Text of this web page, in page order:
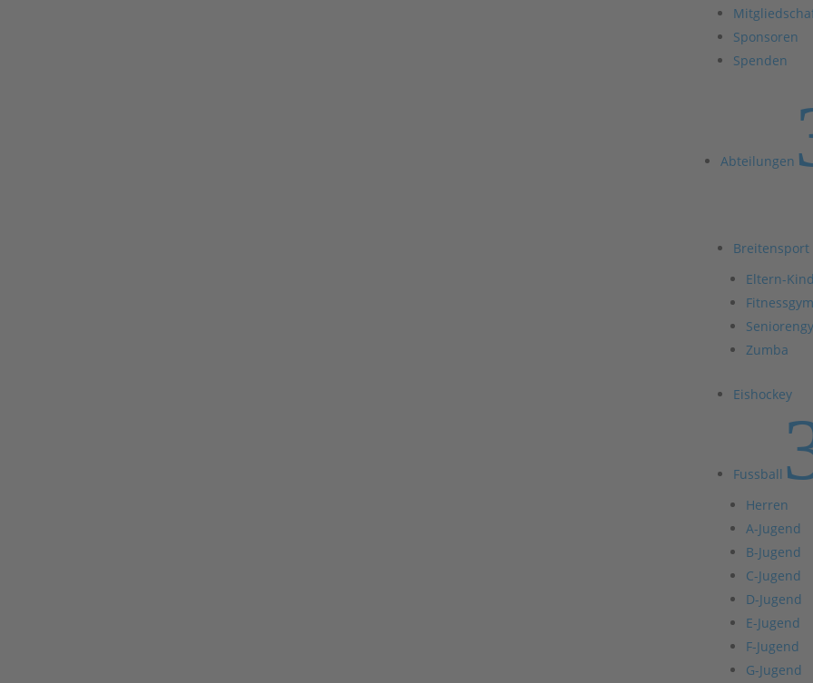
Sponsoren
Spenden
Abteilungen
Breitensport
Eltern-
Zumba
Eishockey
Fussball
Herren
A-Jugend
B-Jugend
C-Jugend
D-Jugend
E-Jugend
F-Jugend
G-Jugend